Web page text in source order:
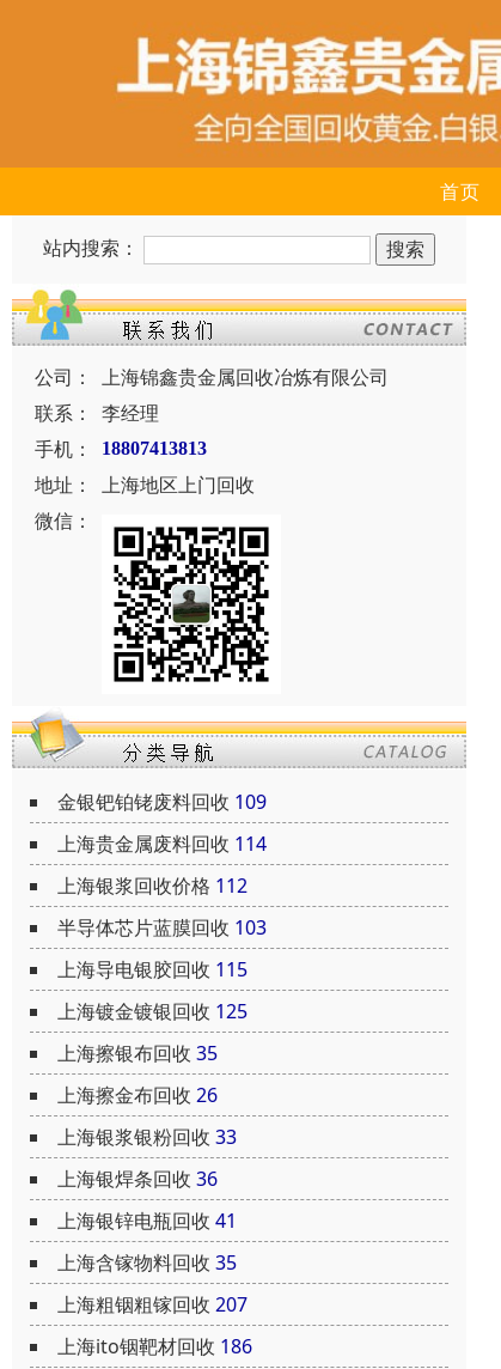
首页
站内搜索：
公司：
上海锦鑫贵金属回收冶炼有限公司
联系：
李经理
手机：
18807413813
地址：
上海地区上门回收
微信：
金银钯铂铑废料回收 109
上海贵金属废料回收 114
上海银浆回收价格 112
半导体芯片蓝膜回收 103
上海导电银胶回收 115
上海镀金镀银回收 125
上海擦银布回收 35
上海擦金布回收 26
上海银浆银粉回收 33
上海银焊条回收 36
上海银锌电瓶回收 41
上海含镓物料回收 35
上海粗铟粗镓回收 207
上海ito铟靶材回收 186